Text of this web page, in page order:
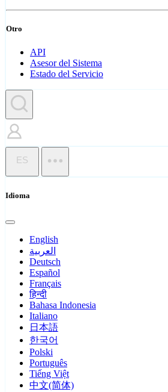
Otro
API
Asesor del Sistema
Estado del Servicio
ES
Idioma
English
العربية
Deutsch
Español
Français
हिन्दी
Bahasa Indonesia
Italiano
日本語
한국어
Polski
Português
Tiếng Việt
中文(简体)